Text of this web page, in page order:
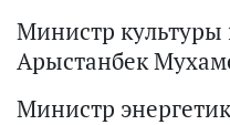
Министр
Арыстанбек
Министр